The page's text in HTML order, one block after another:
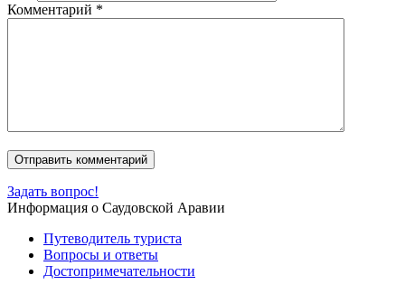
Комментарий *
Задать вопрос!
Информация о Саудовской Аравии
Путеводитель туриста
Вопросы и ответы
Достопримечательности